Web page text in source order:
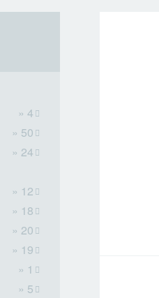
» 4
» 50
» 24
» 12
» 18
» 20
» 19
» 1
» 5